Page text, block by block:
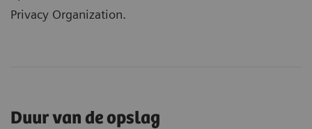
Privacy Organization.
Duur van de opslag